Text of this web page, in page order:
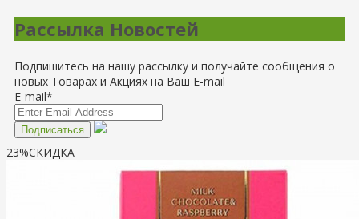
Рассылка Новостей
Подпишитесь на нашу рассылку и получайте сообщения о
новых Товарах и Акциях на Ваш E-mail
E-mail*
23%СКИДКА